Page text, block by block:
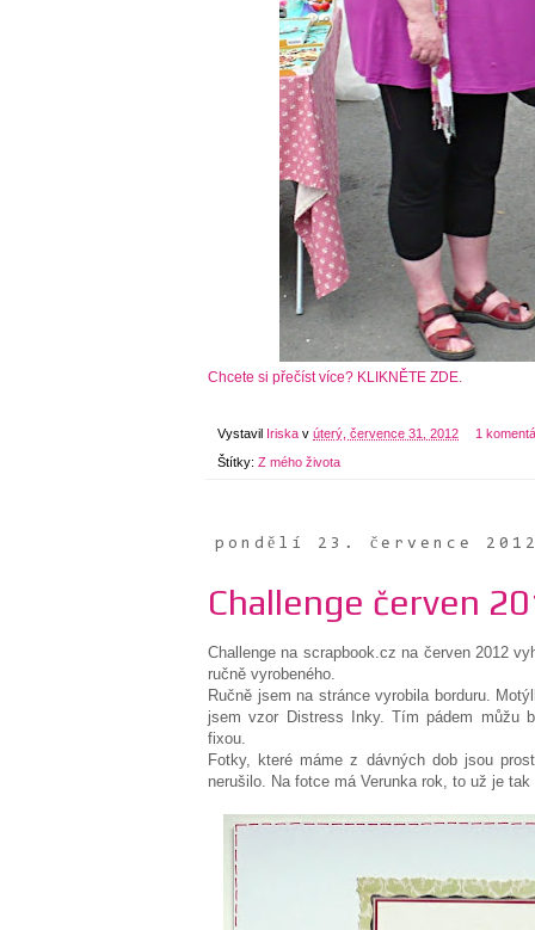
Chcete si přečíst více? KLIKNĚTE ZDE.
Vystavil Iriska v úterý, července 31, 2012 1
Štítky: Z mého života
pondělí 23. července
Challenge červen
Challenge na scrapbook.cz na červen 2012
ručně vyrobeného.
Ručně jsem na stránce vyrobila borduru.
jsem vzor Distress Inky. Tím pádem můžu
fixou.
Fotky, které máme z dávných dob jsou
nerušilo. Na fotce má Verunka rok, to už je